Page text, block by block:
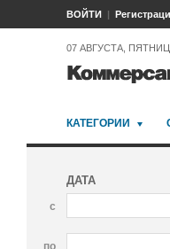
ВОЙТИ
07 АВГУСТА,
КАТЕГОРИИ
ДАТА
с
по